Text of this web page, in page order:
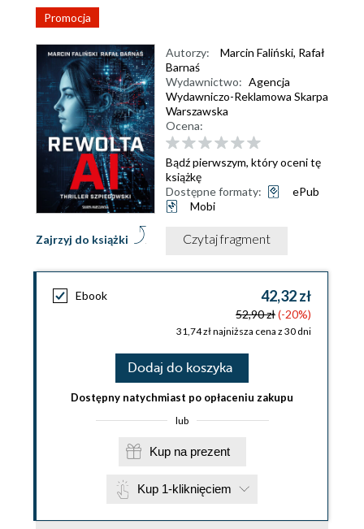
Promocja
Zajrzyj do książki
Autorzy: Marcin Faliński, Rafał
Barnaś
Wydawnictwo: Agencja
Wydawniczo-Reklamowa Skarpa
Warszawska
Ocena:
Bądź pierwszym, który oceni tę
książkę
Dostępne formaty:
ePub
Mobi
Czytaj fragment
Ebook 42,32 zł
52,90 zł(-20%)
31,74 zł najniższa cena z 30 dni
Dodaj do koszyka
Dostępny natychmiast po opłaceniu zakupu
lub
Kup na prezent
Kup 1-kliknięciem